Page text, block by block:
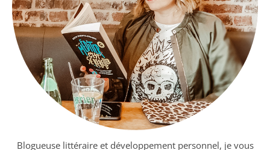
Blogueuse littéraire et développement personnel, je vous